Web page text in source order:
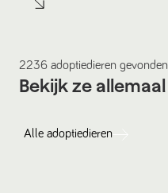
2236 adoptiedieren gevonden
Bekijk ze allemaal
Alle adoptiedieren